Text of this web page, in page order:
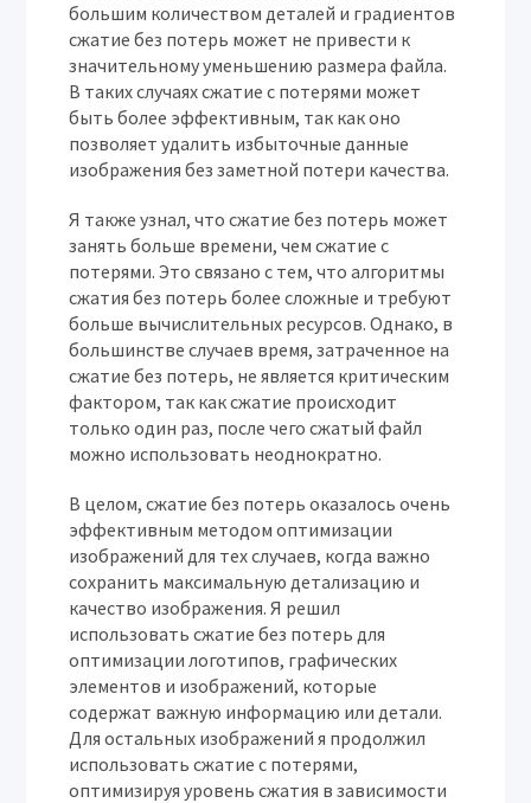
большим количеством деталей и градиентов
сжатие без потерь может не привести к
значительному уменьшению размера файла.
В таких случаях сжатие с потерями может
быть более эффективным, так как оно
позволяет удалить избыточные данные
изображения без заметной потери качества.
Я также узнал, что сжатие без потерь может
занять больше времени, чем сжатие с
потерями. Это связано с тем, что алгоритмы
сжатия без потерь более сложные и требуют
больше вычислительных ресурсов. Однако, в
большинстве случаев время, затраченное на
сжатие без потерь, не является критическим
фактором, так как сжатие происходит
только один раз, после чего сжатый файл
можно использовать неоднократно.
В целом, сжатие без потерь оказалось очень
эффективным методом оптимизации
изображений для тех случаев, когда важно
сохранить максимальную детализацию и
качество изображения. Я решил
использовать сжатие без потерь для
оптимизации логотипов, графических
элементов и изображений, которые
содержат важную информацию или детали.
Для остальных изображений я продолжил
использовать сжатие с потерями,
оптимизируя уровень сжатия в зависимости